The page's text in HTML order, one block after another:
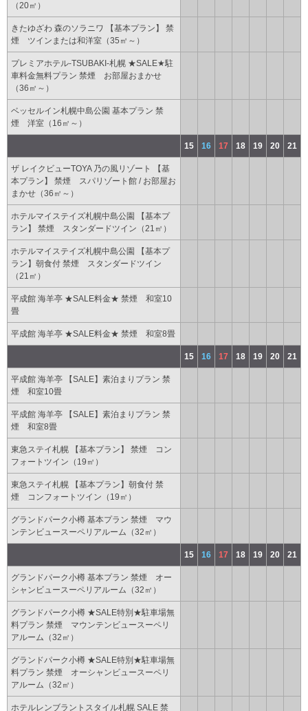
（20㎡）
きたゆざわ 森のソラニワ 【基本プラン】 禁
煙 ツインまたは和洋室（35㎡～）
プレミアホテル-TSUBAKI-札幌 ★SALE★駐
車料金無料プラン 禁煙 お部屋おまかせ
（36㎡～）
ベッセルイン札幌中島公園 基本プラン 禁
煙 洋室（16㎡～）
15 16 17 18 19 20 21
ザ レイクビューTOYA 乃の風リゾート 【基
本プラン】 禁煙 スパリゾート館 / お部屋お
まかせ（36㎡～）
ホテルマイステイズ札幌中島公園 【基本プ
ラン】 禁煙 スタンダードツイン（21㎡）
ホテルマイステイズ札幌中島公園 【基本プ
ラン】朝食付 禁煙 スタンダードツイン
（21㎡）
平成館 海羊亭 ★SALE料金★ 禁煙 和室10
畳
平成館 海羊亭 ★SALE料金★ 禁煙 和室8畳
15 16 17 18 19 20 21
平成館 海羊亭 【SALE】素泊まりプラン 禁
煙 和室10畳
平成館 海羊亭 【SALE】素泊まりプラン 禁
煙 和室8畳
東急ステイ札幌 【基本プラン】 禁煙 コン
フォートツイン（19㎡）
東急ステイ札幌 【基本プラン】朝食付 禁
煙 コンフォートツイン（19㎡）
グランドパーク小樽 基本プラン 禁煙 マウ
ンテンビュースーペリアルーム（32㎡）
15 16 17 18 19 20 21
グランドパーク小樽 基本プラン 禁煙 オー
シャンビュースーペリアルーム（32㎡）
グランドパーク小樽 ★SALE特別★駐車場無
料プラン 禁煙 マウンテンビュースーペリ
アルーム（32㎡）
グランドパーク小樽 ★SALE特別★駐車場無
料プラン 禁煙 オーシャンビュースーペリ
アルーム（32㎡）
ホテルレンブラントスタイル札幌 SALE 禁